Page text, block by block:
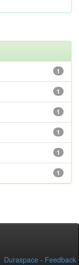
1
1
1
1
1
1
Duraspace - Feedback